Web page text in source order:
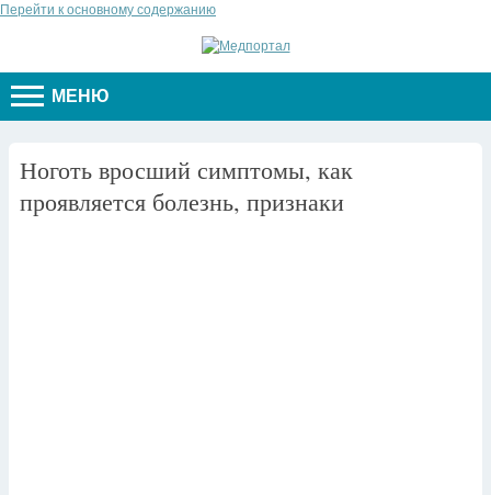
Перейти к основному содержанию
МЕНЮ
Ноготь вросший симптомы, как
проявляется болезнь, признаки